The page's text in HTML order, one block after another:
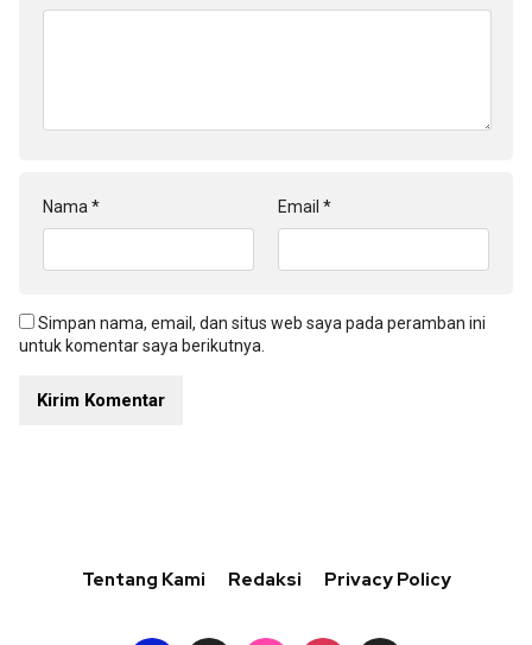
Nama * Email *
Simpan nama, email, dan situs web saya pada peramban ini
untuk komentar saya berikutnya.
Tentang Kami Redaksi Privacy Policy